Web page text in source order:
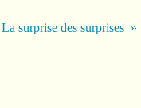
La surprise des surprises